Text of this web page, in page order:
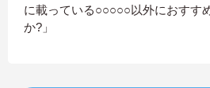
に載っている○○○○○以外におすす
か?」